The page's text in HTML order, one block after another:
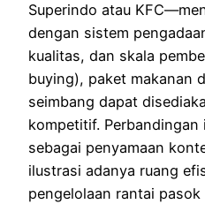
Superindo atau
dengan sistem
kualitas, dan skala
buying), paket makanan
seimbang dapat
kompetitif.
sebagai penyamaan
ilustrasi adanya ruang
pengelolaan rantai pasok